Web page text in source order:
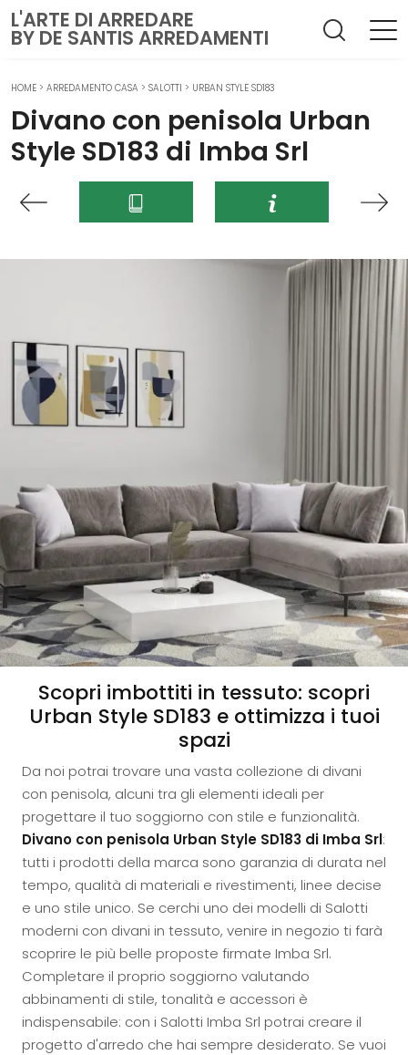
L'ARTE DI ARREDARE
BY DE SANTIS ARREDAMENTI
HOME > ARREDAMENTO CASA > SALOTTI > URBAN STYLE SD183
Divano con penisola Urban
Style SD183 di Imba Srl
Scopri imbottiti in tessuto: scopri
Urban Style SD183 e ottimizza i tuoi
spazi
Da noi potrai trovare una vasta collezione di divani
con penisola, alcuni tra gli elementi ideali per
progettare il tuo soggiorno con stile e funzionalità.
Divano con penisola Urban Style SD183 di Imba Srl:
tutti i prodotti della marca sono garanzia di durata nel
tempo, qualità di materiali e rivestimenti, linee decise
e uno stile unico. Se cerchi uno dei modelli di Salotti
moderni con divani in tessuto, venire in negozio ti farà
scoprire le più belle proposte firmate Imba Srl.
Completare il proprio soggiorno valutando
abbinamenti di stile, tonalità e accessori è
indispensabile: con i Salotti Imba Srl potrai creare il
progetto d'arredo che hai sempre desiderato. Se vuoi